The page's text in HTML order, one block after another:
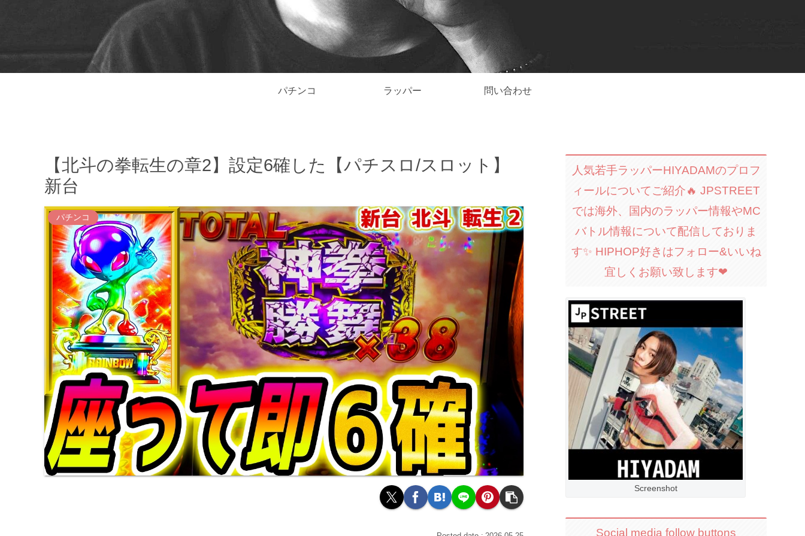
パチンコ ラッパー 問い合わせ
【北斗の拳転生の章2】設定6確した【パチスロ/スロット】
新台
パチンコ
人気若手ラッパーHIYADAMのプロフ
ィールについてご紹介🔥 JPSTREET
では海外、国内のラッパー情報やMC
バトル情報について配信しておりま
す✨ HIPHOP好きはフォロー&いいね
宜しくお願い致します❤︎
Screenshot
Social media follow buttons